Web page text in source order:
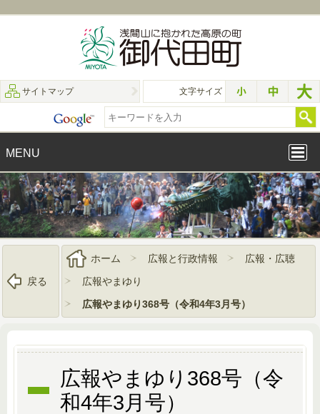
サイトマップ 文字サイズ
MENU
戻る
ホーム 広報と行政情報
広報・広聴
広報やまゆり
広報やまゆり368号（令和4年3月号）
広報やまゆり368号（令
和4年3月号）